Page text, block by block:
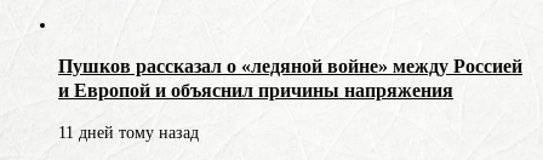
Пушков рассказал о «ледяной войне» между Россией
и Европой и объяснил причины напряжения
11 дней тому назад